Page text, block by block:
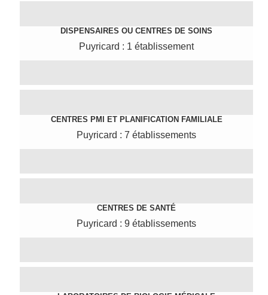
DISPENSAIRES OU CENTRES DE SOINS
Puyricard : 1 établissement
CENTRES PMI ET PLANIFICATION FAMILIALE
Puyricard : 7 établissements
CENTRES DE SANTÉ
Puyricard : 9 établissements